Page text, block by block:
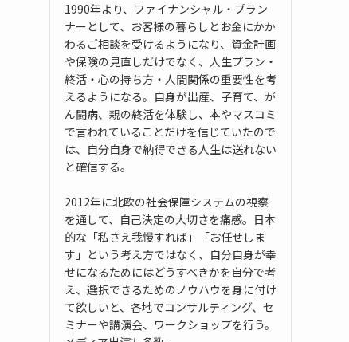
1990年より、ファイナンシャル・プラン
ナーとして、お客様の暮らしとお金にかか
わるご相談を受けるようになり、資金計画
や保険の見直しだけでなく、人生プラン・
終活・心の持ち方・人間関係の重要性を考
えるようになる。自身が出産、子育て、が
ん闘病、親の終活を体験し、本やマスコミ
で言われていることだけを信じていたので
は、自分自身で納得できる人生は送れない
と確信する。
2012年に北欧の社会保障システムの視察
を通して、自己決定の大切さを痛感。日本
的な「私さえ我慢すれば」「お任せしま
す」という考え方ではなく、自分自身が幸
せになるためにはどうすべきかを自分で考
え、選択できるためのノウハウを身に付け
て欲しいと、各地でコンサルティング、セ
ミナーや講演会、ワークショップを行う。